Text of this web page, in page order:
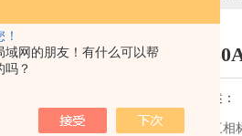
域网的朋友！有什么可以帮
吗？
简要描述：
STR3030A三相